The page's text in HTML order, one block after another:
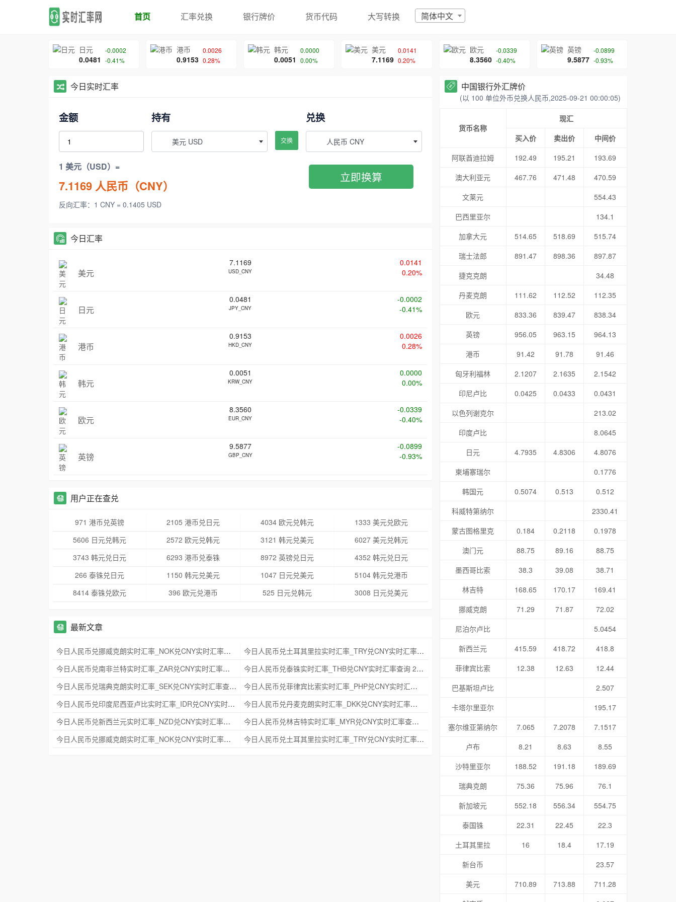
首页 汇率兑换 银行牌价 货币代码 大写转换 简体中文
日元
0.0481
-0.0002
-0.41%
港币
0.9153
0.0026
0.28%
韩元
0.0051
0.0000
0.00%
美元
7.1169
0.0141
0.20%
欧元
8.3560
-0.0339
-0.40%
英镑
9.5877
-0.0899
-0.93%
今日实时汇率
金额 持有
美元 USD 交换
兑换
人民币 CNY
1 美元（USD）=
7.1169 人民币（CNY）
反向汇率：1 CNY = 0.1405 USD
立即换算
今日汇率
美元
7.1169
USD_CNY
0.0141
0.20%
日元
0.0481
JPY_CNY
-0.0002
-0.41%
港币
0.9153
HKD_CNY
0.0026
0.28%
韩元
0.0051
KRW_CNY
0.0000
0.00%
欧元
8.3560
EUR_CNY
-0.0339
-0.40%
英镑
9.5877
GBP_CNY
-0.0899
-0.93%
用户正在查兑
971 港币兑英镑 2105 港币兑日元 4034 欧元兑韩元
1333 美元兑欧元
5606 日元兑韩元
2572 欧元兑韩元 3121 韩元兑美元
6027 美元兑韩元
3743 韩元兑日元
6293 港币兑泰铢 8972 英镑兑日元
4352 韩元兑日元
266 泰铢兑日元
1150 韩元兑美元 1047 日元兑美元
5104 韩元兑港币
8414 泰铢兑欧元
396 欧元兑港币 525 日元兑韩元 3008 日元兑美元
最新文章
今日人民币兑挪威克朗实时汇率_NOK兑CNY实时汇率查询 2025年09月21日
今日人民币兑土耳其里拉实时汇率_TRY兑CNY实时汇率查询 2025年09月21日
今日人民币兑南非兰特实时汇率_ZAR兑CNY实时汇率查询 2025年09月21日
今日人民币兑泰铢实时汇率_THB兑CNY实时汇率查询 2025年09月21日
今日人民币兑瑞典克朗实时汇率_SEK兑CNY实时汇率查询 2025年09月21日
今日人民币兑菲律宾比索实时汇率_PHP兑CNY实时汇率查询 2025年09月21日
今日人民币兑印度尼西亚卢比实时汇率_IDR兑CNY实时汇率查询 2025年09月21日
今日人民币兑丹麦克朗实时汇率_DKK兑CNY实时汇率查询 2025年09月21日
今日人民币兑新西兰元实时汇率_NZD兑CNY实时汇率查询 2025年09月21日
今日人民币兑林吉特实时汇率_MYR兑CNY实时汇率查询 2025年09月21日
今日人民币兑挪威克朗实时汇率_NOK兑CNY实时汇率查询 2025年09月21日
今日人民币兑土耳其里拉实时汇率_TRY兑CNY实时汇率查询 2025年09月21日
中国银行外汇牌价
(以 100 单位外币兑换人民币,2025-09-21 00:00:05)
货币名称
现汇
买入价
卖出价
中间价
阿联酋迪拉姆
192.49 195.21
193.69
澳大利亚元
467.76 471.48
470.59
文莱元
554.43
巴西里亚尔
134.1
加拿大元
514.65 518.69
515.74
瑞士法郎
891.47 898.36
897.87
捷克克朗
34.48
丹麦克朗
111.62 112.52
112.35
欧元
833.36 839.47
838.34
英镑
956.05 963.15
964.13
港币
91.42 91.78
91.46
匈牙利福林
2.1207 2.1635
2.1542
印尼卢比
0.0425 0.0433
0.0431
以色列谢克尔
213.02
印度卢比
8.0645
日元
4.7935 4.8306
4.8076
柬埔寨瑞尔
0.1776
韩国元
0.5074 0.513
0.512
科威特第纳尔
2330.41
蒙古图格里克
0.184 0.2118
0.1978
澳门元
88.75 89.16
88.75
墨西哥比索
38.3 39.08
38.71
林吉特
168.65 170.17
169.41
挪威克朗
71.29 71.87
72.02
尼泊尔卢比
5.0454
新西兰元
415.59 418.72
418.8
菲律宾比索
12.38 12.63
12.44
巴基斯坦卢比
2.507
卡塔尔里亚尔
195.17
塞尔维亚第纳尔
7.065 7.2078
7.1517
卢布
8.21 8.63
8.55
沙特里亚尔
188.52 191.18
189.69
瑞典克朗
75.36 75.96
76.1
新加坡元
552.18 556.34
554.75
泰国铢
22.31 22.45
22.3
土耳其里拉
16 18.4
17.19
新台币
23.57
美元
710.89 713.88
711.28